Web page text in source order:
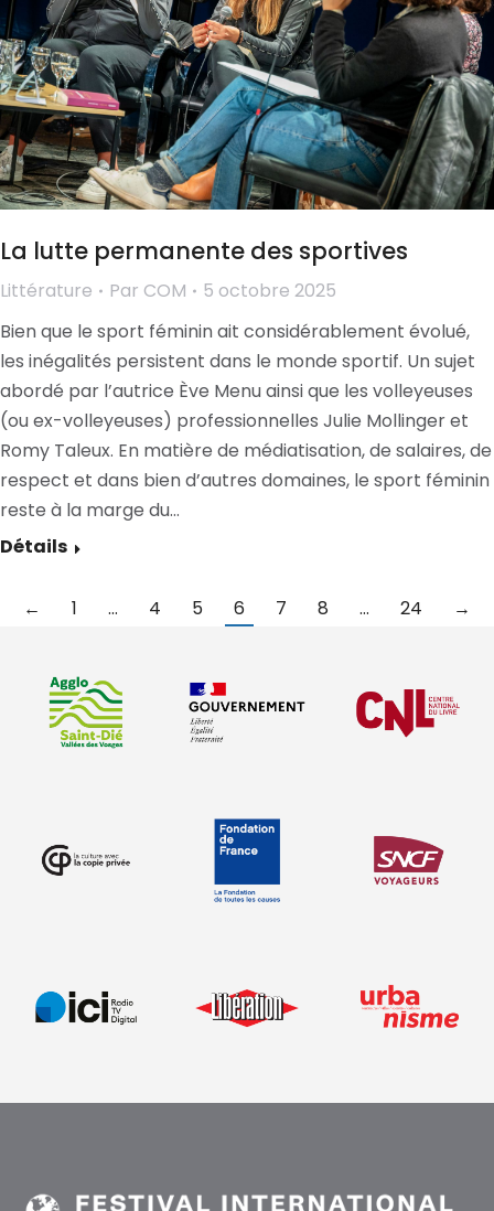
La lutte permanente des sportives
Littérature Par COM
5 octobre 2025
Bien que le sport féminin ait considérablement évolué,
les inégalités persistent dans le monde sportif. Un sujet
abordé par l’autrice Ève Menu ainsi que les volleyeuses
(ou ex-volleyeuses) professionnelles Julie Mollinger et
Romy Taleux. En matière de médiatisation, de salaires, de
respect et dans bien d’autres domaines, le sport féminin
reste à la marge du…
Détails
← 1 … 4 5 6 7 8 … 24 →